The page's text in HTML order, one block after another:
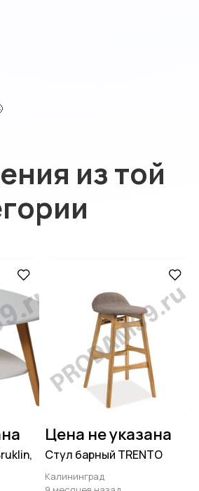
из той
Цена не указана
Стул барный TRENTO
Калининград